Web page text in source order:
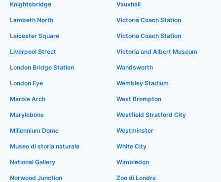
Knightsbridge
Lambeth North
Leicester Square
Liverpool Street
London Bridge Station
London Eye
Marble Arch
Marylebone
Millennium Dome
Museo di storia naturale
National Gallery
Norwood Junction
Vauxhall
Victoria Coach Station
Victoria Coach Station
Victoria and Albert Museum
Wandsworth
Wembley Stadium
West Brompton
Westfield Stratford City
Westminster
White City
Wimbledon
Zoo di Londra